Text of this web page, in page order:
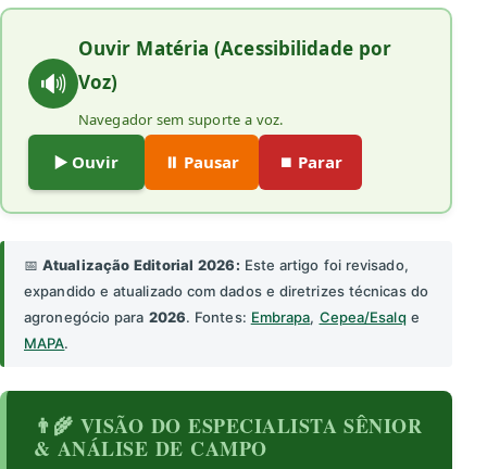
🔊
Ouvir Matéria (Acessibilidade por
Voz)
Navegador sem suporte a voz.
▶️ Ouvir ⏸️ Pausar ⏹️ Parar
📅Atualização Editorial 2026: Este artigo foi revisado,
expandido e atualizado com dados e diretrizes técnicas do
agronegócio para 2026. Fontes: Embrapa, Cepea/Esalq e
MAPA.
👨‍🌾 VISÃO DO ESPECIALISTA SÊNIOR
& ANÁLISE DE CAMPO